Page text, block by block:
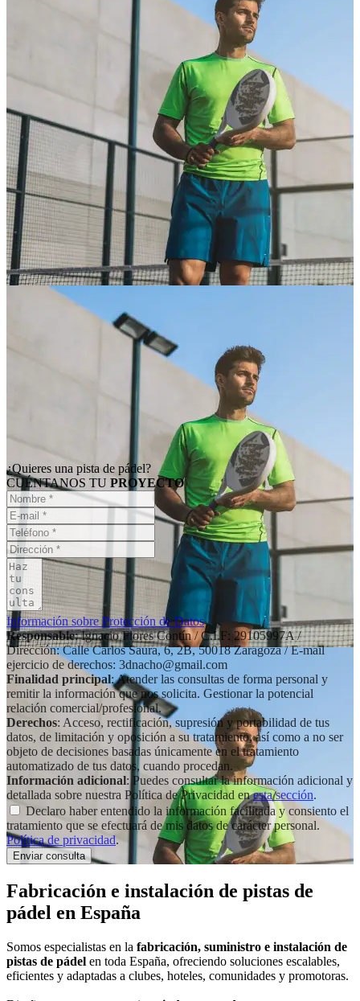
¿Quieres una pista de pádel?
CUÉNTANOS TU PROYECTO
Información sobre Protección de Datos
Responsable: Ignacio Flores Contín / C.I.F: 29105997A /
Dirección: Calle Carlos Saura, 6, 2B, 50018 Zaragoza / E-mail
ejercicio de derechos: 3dnacho@gmail.com
Finalidad principal: Atender las consultas de forma personal y
remitir la información que nos solicita. Gestionar la potencial
relación comercial/profesional.
Derechos: Acceso, rectificación, supresión y portabilidad de tus
datos, de limitación y oposición a su tratamiento, así como a no ser
objeto de decisiones basadas únicamente en el tratamiento
automatizado de tus datos, cuando procedan.
Información adicional: Puedes consultar la información adicional y
detallada sobre nuestra Política de Privacidad enesta sección.
Declaro haber entendido la información facilitada y consiento el
tratamiento que se efectuará de mis datos de carácter personal.
Política de privacidad.
Fabricación e instalación de pistas de
pádel en España
Somos especialistas en la fabricación, suministro e instalación de
pistas de pádel en toda España, ofreciendo soluciones escalables,
eficientes y adaptadas a clubes, hoteles, comunidades y promotoras.